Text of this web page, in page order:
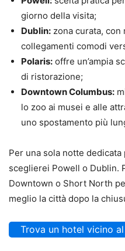
giorno della visita;
Dublin: zona curata,
collegamenti comodi
Polaris: offre un’ampia
di ristorazione;
Downtown Columbus:
lo zoo ai musei e alle
uno spostamento più
Per una sola notte
sceglierei Powell o Dublin.
Downtown o Short North
meglio la città dopo la
Trova un hotel vicino